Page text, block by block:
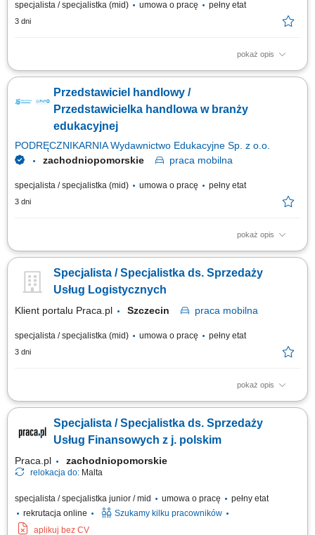
specjalista / specjalistka (mid) umowa o pracę pełny etat
3 dni
pokaż opis
Zadania: Przygotowywanie ofert handlowych dla klientów; Prowadzenie
Przedstawiciel handlowy /
Przedstawicielka handlowa w branży
edukacyjnej
PODRĘCZNIKARNIA Wydawnictwo Edukacyjne Sp. z o.o.
zachodniopomorskie
praca mobilna
specjalista / specjalistka (mid) umowa o pracę pełny etat
3 dni
pokaż opis
Opis stanowiska: Aktywne pozyskiwanie klientów instytucjonalnych i
Prowadzenie prezentacji rozwiązań edukacyjnych, asortymentu
rozwojowego oraz nowoczesnych elektroniki i wyposażenia dla
Specjalista / Specjalistka ds. Sprzedaży
Usług Logistycznych
Klient portalu Praca.pl Szczecin praca mobilna
specjalista / specjalistka (mid) umowa o pracę pełny etat
3 dni
pokaż opis
Pozyskiwanie nowych klientów na wskazanym obszarze;
współpracy; Budowanie i utrzymywanie długofalowych relacji z klientami
biznesowymi; Realizacja celów sprzedażowych; Monitorowanie realizacji
Specjalista / Specjalistka ds. Sprzedaży
Usług Finansowych z j. polskim
Praca.pl zachodniopomorskie
relokacja do: Malta
specjalista / specjalistka junior / mid umowa o pracę
pełny etat
rekrutacja online
Szukamy kilku pracowników
aplikuj bez CV